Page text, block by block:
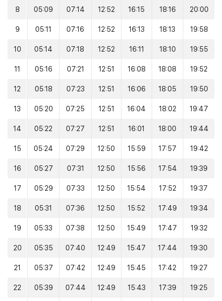
8 05:09 07:14 12:52 16:15 18:16 20:00
9 05:11 07:16 12:52 16:13 18:13 19:58
10 05:14 07:18 12:52 16:11 18:10 19:55
11 05:16 07:21 12:51 16:08 18:08 19:52
12 05:18 07:23 12:51 16:06 18:05 19:50
13 05:20 07:25 12:51 16:04 18:02 19:47
14 05:22 07:27 12:51 16:01 18:00 19:44
15 05:24 07:29 12:50 15:59 17:57 19:42
16 05:27 07:31 12:50 15:56 17:54 19:39
17 05:29 07:33 12:50 15:54 17:52 19:37
18 05:31 07:36 12:50 15:52 17:49 19:34
19 05:33 07:38 12:50 15:49 17:47 19:32
20 05:35 07:40 12:49 15:47 17:44 19:30
21 05:37 07:42 12:49 15:45 17:42 19:27
22 05:39 07:44 12:49 15:43 17:39 19:25